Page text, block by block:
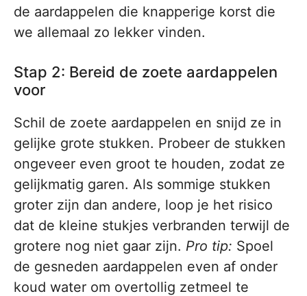
de aardappelen die knapperige korst die
we allemaal zo lekker vinden.
Stap 2: Bereid de zoete aardappelen
voor
Schil de zoete aardappelen en snijd ze in
gelijke grote stukken. Probeer de stukken
ongeveer even groot te houden, zodat ze
gelijkmatig garen. Als sommige stukken
groter zijn dan andere, loop je het risico
dat de kleine stukjes verbranden terwijl de
grotere nog niet gaar zijn. Pro tip: Spoel
de gesneden aardappelen even af onder
koud water om overtollig zetmeel te